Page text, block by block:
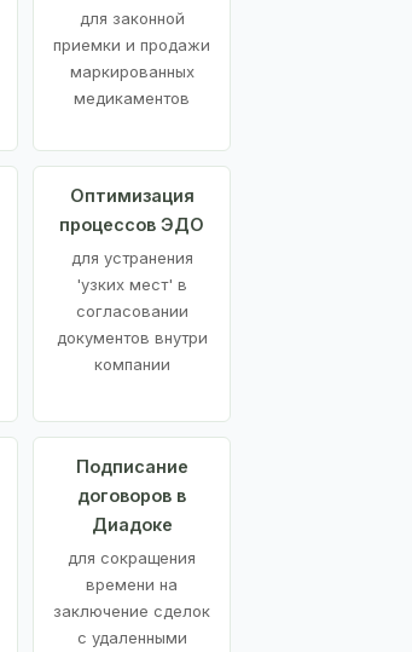
для законной
приемки и продажи
маркированных
медикаментов
Оптимизация
процессов ЭДО
для устранения
'узких мест' в
согласовании
документов внутри
компании
Подписание
договоров в
Диадоке
для сокращения
времени на
заключение сделок
с удаленными